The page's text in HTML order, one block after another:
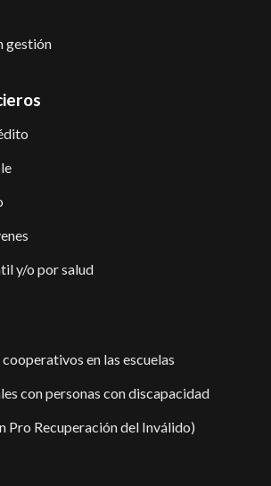
gestión
y/o por salud
en las escuelas
con personas con discapacidad
Pro Recuperación del Inválido)